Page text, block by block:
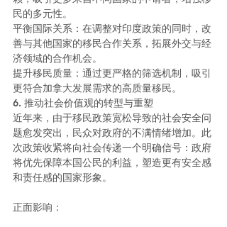
民的多元性。
平衡国际关系：在调整对印度政策的同时，改
善与其他国家的移民合作关系，拓展外交与经
济领域的合作机会。
提升移民质量：通过更严格的筛选机制，吸引
更符合加拿大发展需求的高质量移民。
6. 推动社会价值观的转型与重塑
近年来，由于移民政策宽松导致的社会安全问
题愈发突出，民众对政府的不满情绪增加。此
次政策收紧将向社会传递一个明确信号：政府
将优先保障本国公民的利益，塑造更有安全感
和责任感的国家形象。
正面影响：